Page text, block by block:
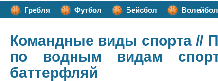
Гребля Футбол Бейсбол Волейбол
Командные виды спорта//
по водным видам
баттерфляй